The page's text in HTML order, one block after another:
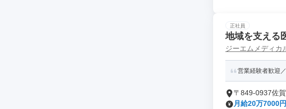
正社員
地域を支える
ジーエムメディカ
営業経験者歓迎
〒849-0937佐
月給20万7000